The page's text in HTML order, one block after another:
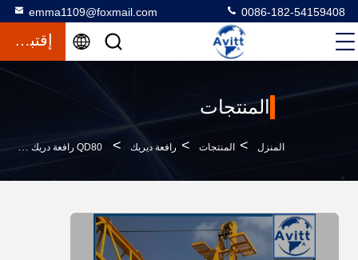
emma1109@foxmail.com 0086-182-54159408
إقتباس
المنتجات
المنزل > المنتجات > رافعة ديريك > QD80 رافعة دريك 8 طن رفع الحمولة مواد البناء بدون الصاري